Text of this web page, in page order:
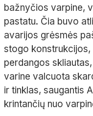
bažnyčios varpine,
pastatu. Čia buvo
avarijos grėsmės
stogo konstrukcijos,
perdangos
varine valcuota
ir tinklas, saugantis
krintančių nuo